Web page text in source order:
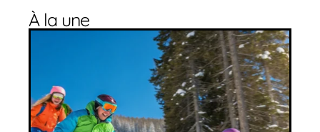
À la une